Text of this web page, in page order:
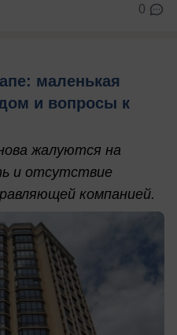
0
маленькая
и вопросы к
жалуются на
и отсутствие
компанией.